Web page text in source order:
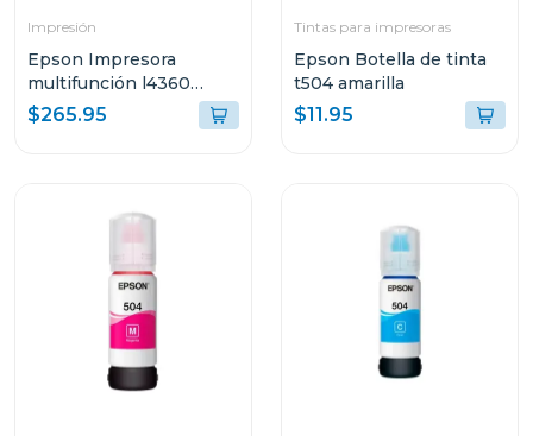
Impresión
Epson Impresora
multifunción l4360
tanque de tinta eco-
tank wi-fi
$265.95
Tintas para impresoras
Epson Botella de tinta
t504 amarilla
$11.95